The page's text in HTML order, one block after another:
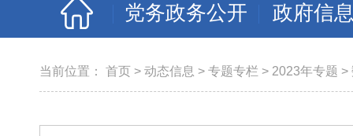
党务政务公开 政府信
当前位置： 首页 > 动态信息 > 专题专栏 > 2023年专题 >